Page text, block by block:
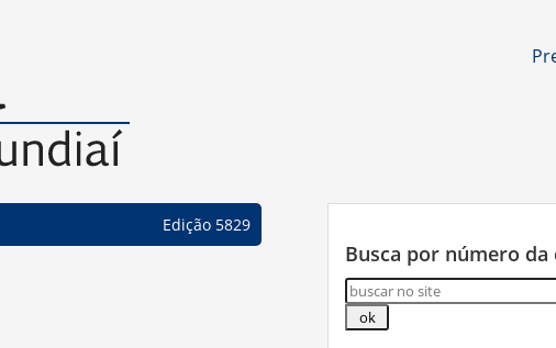
Edição 5829
Busca por número da